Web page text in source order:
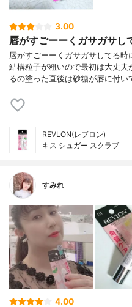
3.00
唇がすごーーくガサガサし
唇がすごーーくガサガサしてる時
結構粒子が粗いので最初は大丈
るの塗った直後は砂糖が唇に付い
REVLON(レブロン)
キス シュガー スクラブ
すみれ
4.00